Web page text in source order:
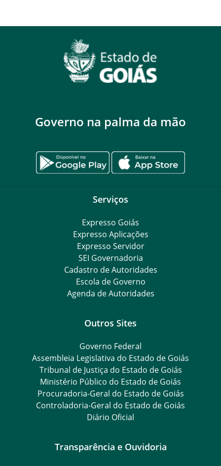
Governo na palma da mão
Serviços
Expresso Goiás
Expresso Aplicações
Expresso Servidor
SEI Governadoria
Cadastro de Autoridades
Escola de Governo
Agenda de Autoridades
Outros Sites
Governo Federal
Assembleia Legislativa do Estado de Goiás
Tribunal de Justiça do Estado de Goiás
Ministério Público do Estado de Goiás
Procuradoria-Geral do Estado de Goiás
Controladoria-Geral do Estado de Goiás
Diário Oficial
Transparência e Ouvidoria